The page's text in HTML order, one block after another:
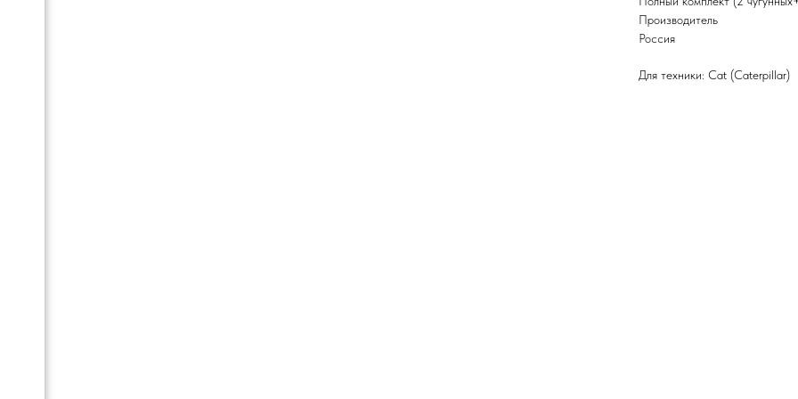
Производитель
Россия
Для техники: Cat (Caterpillar)